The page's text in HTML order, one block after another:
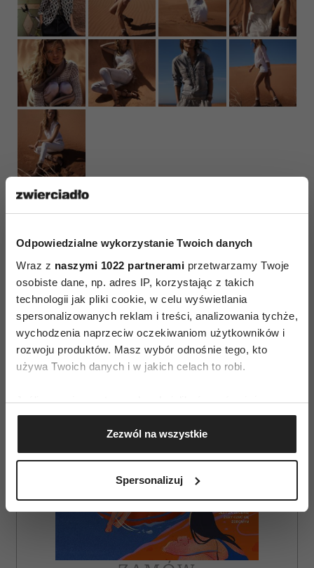
Odpowiedzialne wykorzystanie Twoich danych
Wraz z naszymi 1022 partnerami przetwarzamy Twoje
osobiste dane, np. adres IP, korzystając z takich
technologii jak pliki cookie, w celu wyświetlania
spersonalizowanych reklam i treści, analizowania tychże,
wychodzenia naprzeciw oczekiwaniom użytkowników i
rozwoju produktów. Masz wybór odnośnie tego, kto
używa Twoich danych i w jakich celach to robi.
Jeśli wyrazisz na to zgodę, chcielibyśmy również:
Gromadzić dane dotyczące Twojej lokalizacji
geograficznej z dokładnością nawet do kilku metrów
Identyfikować Twoje urządzenie, aktywnie
(fingerprinting, czyli wirtualny odcisk palca)
dane są przetwarzane oraz ustaw własne preferencje w
. W Deklaracji plików cookie możesz
zmienić lub wycofać swoją zgodę w dowolnej chwili.
Zezwól na wszystkie
Spersonalizuj